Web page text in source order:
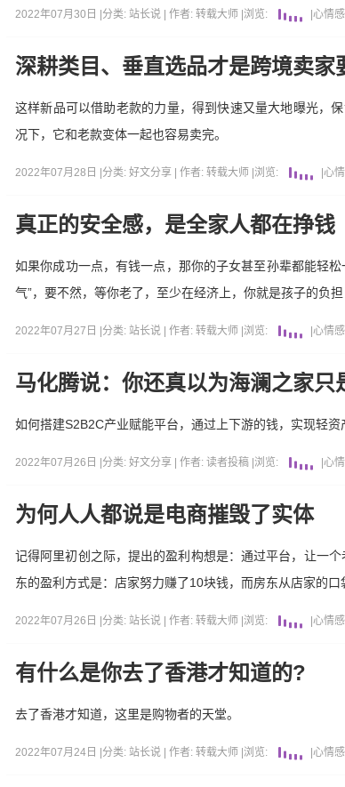
2022年07月30日 | 分类: 站长说 | 作者: 转载大师 浏览: 心情
深耕类目、垂直选品才是跨境卖家
这样新品可以借助老款的力量，得到快速又量大地曝光，
况下，它和老款变体一起也容易卖完。
2022年07月28日 | 分类: 好文分享 | 作者: 转载大师 浏览: 心
真正的安全感，是全家人都在挣钱
如果你成功一点，有钱一点，那你的子女甚至孙辈都能轻
气”，要不然，等你老了，至少在经济上，你就是孩子的负担
2022年07月27日 | 分类: 站长说 | 作者: 转载大师 浏览: 心情
马化腾说：你还真以为海澜之家只
如何搭建S2B2C产业赋能平台，通过上下游的钱，实现轻资
2022年07月26日 | 分类: 好文分享 | 作者: 读者投稿 浏览: 心
为何人人都说是电商摧毁了实体
记得阿里初创之际，提出的盈利构想是：通过平台，让一
东的盈利方式是：店家努力赚了10块钱，而房东从店家的
2022年07月26日 | 分类: 站长说 | 作者: 转载大师 浏览: 心情
有什么是你去了香港才知道的?
去了香港才知道，这里是购物者的天堂。
2022年07月24日 | 分类: 站长说 | 作者: 转载大师 浏览: 心情